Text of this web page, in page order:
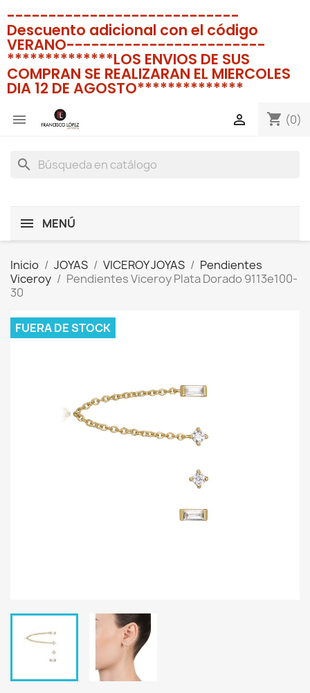
----------------------------
Descuento adicional con el código
VERANO------------------------
**************LOS ENVIOS DE SUS
COMPRAN SE REALIZARAN EL MIERCOLES
DIA 12 DE AGOSTO**************
 shopping_cart (0)

search
MENÚ
Inicio JOYAS VICEROY JOYAS
Pendientes
Viceroy
Pendientes Viceroy Plata Dorado 9113e100-
30
FUERA DE STOCK